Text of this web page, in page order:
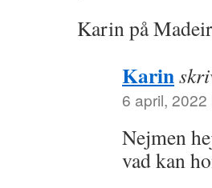
Karin på
Karin
6 april,
Nejmen
vad kan